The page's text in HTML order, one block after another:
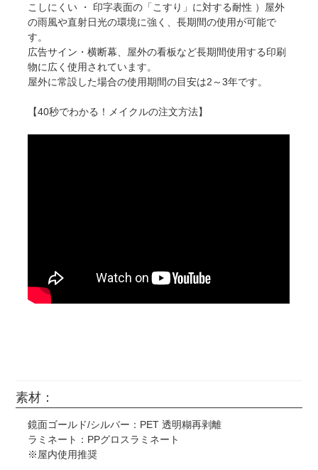
こしにくい ・ 印字表面の「こすり」に対する耐性 ）屋外
の雨風や直射日光の環境に強く、長期間の使用が可能で
す。
広告サイン・横断幕、屋外の看板など長期間使用する印刷
物に広く使用されています。
屋外に常設した場合の使用期間の目安は2～3年です。
【40秒でわかる！メイクルの注文方法】
素材：
鏡面ゴールド/シルバー：PET 透明糊再剥離
ラミネート：PPグロスラミネート
※屋内使用推奨